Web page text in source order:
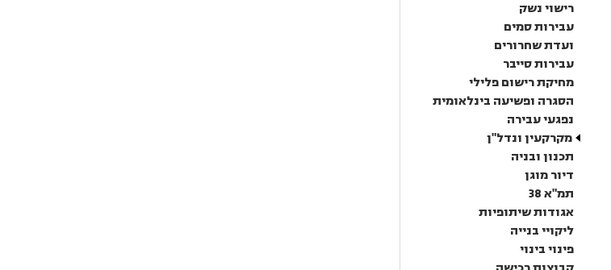
רישוי נשק
עבירות סמים
ועדת שחרורים
עבירות סייבר
מחיקת רישום פלילי
הסגרה ופשיעה בינלאומית
נפגעי עבירה
מקרקעין ונדל"ן
תכנון ובניה
דיור מוגן
תמ"א 38
אגודות שיתופיות
ליקויי בנייה
פינוי בינוי